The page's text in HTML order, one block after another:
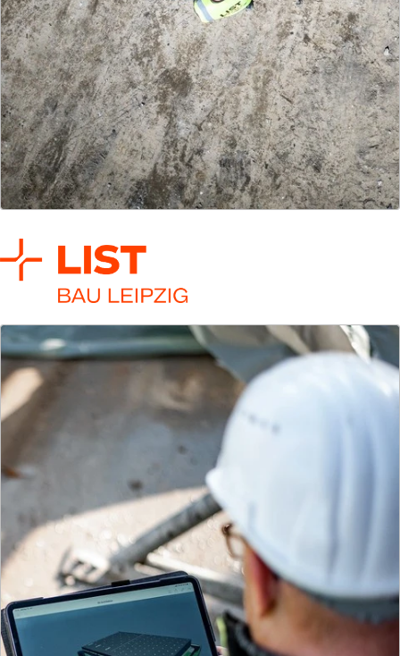
LIST Bau Bielefeld
Know-How und der Blick für das große Ganze: Wir
realisieren die bestmögliche Lösung für Sie.
Mehr zur Gesellschaft